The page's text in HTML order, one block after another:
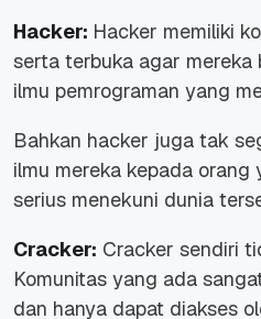
Hacker: Hacker memiliki
serta terbuka agar mereka
ilmu pemrograman yang
Bahkan hacker juga tak
ilmu mereka kepada
serius menekuni dunia
Cracker: Cracker sendiri
Komunitas yang ada
dan hanya dapat diakses